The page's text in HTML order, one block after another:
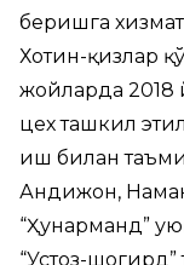
беришга
Хотин-қизлар
жойларда 2018
цех ташкил
иш билан
Андижон,
“Ҳунарманд”
“Устоз-